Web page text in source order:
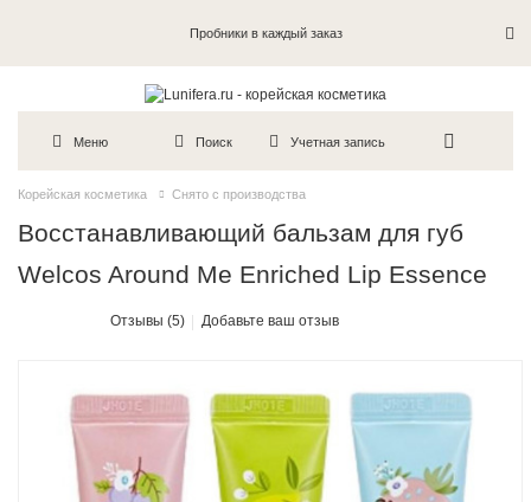
Пробники в каждый заказ
Меню Поиск Учетная запись
Корейская косметика Снято с производства
Восстанавливающий бальзам для губ
Welcos Around Me Enriched Lip Essence
Отзывы (5) Добавьте ваш отзыв